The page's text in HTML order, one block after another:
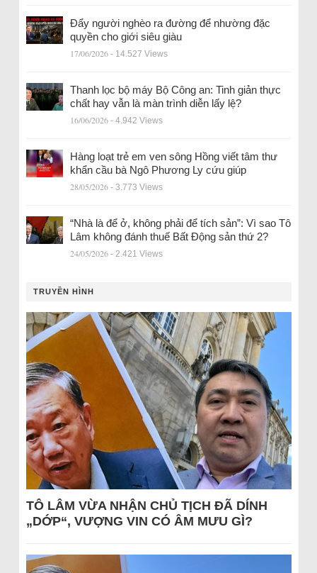
Đẩy người nghèo ra đường để nhường đặc
quyền cho giới siêu giàu
17/06/2026 - 14.527 Views
Thanh lọc bộ máy Bộ Công an: Tinh giản thực
chất hay vẫn là màn trình diễn lấy lệ?
16/06/2026 - 4.942 Views
Hàng loạt trẻ em ven sông Hồng viết tâm thư
khẩn cầu bà Ngô Phương Ly cứu giúp
28/05/2026 - 3.773 Views
“Nhà là để ở, không phải để tích sản”: Vì sao Tô
Lâm không đánh thuế Bất Động sản thứ 2?
24/05/2026 - 2.421 Views
TRUYỀN HÌNH
TÔ LÂM VỪA NHẬN CHỦ TỊCH ĐÃ DÍNH
„DỚP“, VƯỢNG VIN CÓ ÂM MƯU GÌ?